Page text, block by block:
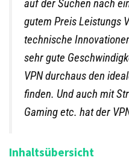
auf der Suchen nach
gutem Preis Leistungs
technische
sehr gute
VPN durchaus den
finden. Und auch mit
Gaming etc. hat der
Inhaltsübersicht